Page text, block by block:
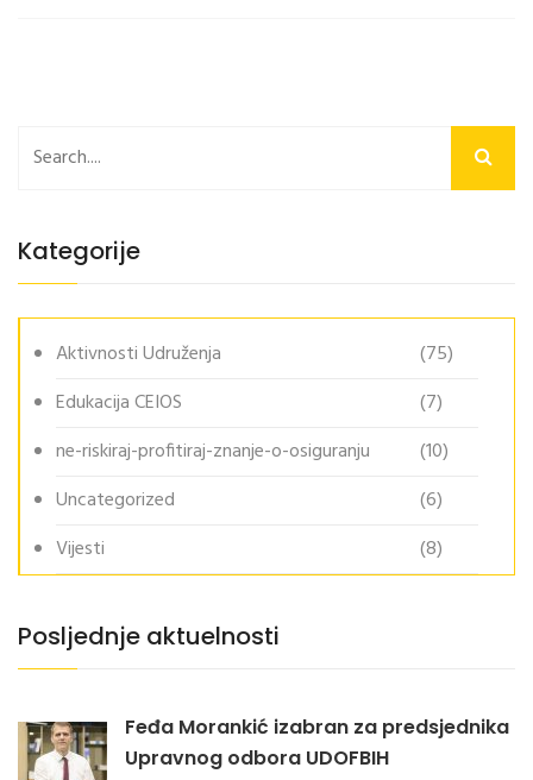
Kategorije
Aktivnosti Udruženja
(75)
Edukacija CEIOS
(7)
ne-riskiraj-profitiraj-znanje-o-osiguranju
(10)
Uncategorized
(6)
Vijesti
(8)
Posljednje aktuelnosti
Feđa Morankić izabran za predsjednika
Upravnog odbora UDOFBIH